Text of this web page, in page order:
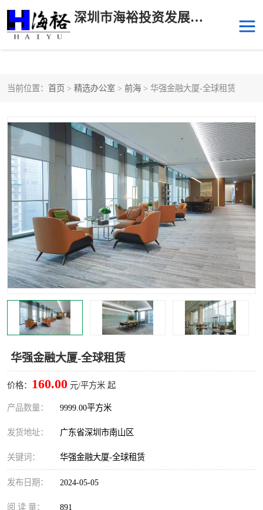
深圳市海裕投资发展有限公司
当前位置： 首页 > 精选办公室 > 前海 > 华强金融大厦-全球租赁
华强金融大厦-全球租赁
价格： 160.00 元/平方米 起
产品数量： 9999.00平方米
发货地址： 广东省深圳市南山区
关键词： 华强金融大厦-全球租赁
发布日期： 2024-05-05
阅 读 量： 891
科技园中区 南山华侨城
前海 深圳湾科技生态园
福田中心区写字楼租赁 宝安中心区
深圳宝安 福田车公庙
罗湖水贝 南山南油
龙华 罗湖区
宝安区 西乡
兴东 石岩
福田华强北
南山后海
南山区
南头